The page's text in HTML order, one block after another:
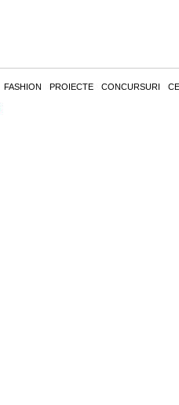
FASHION PROIECTE CONCURSURI